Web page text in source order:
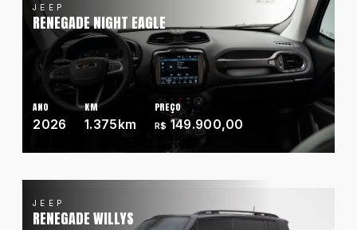
JEEP
RENEGADE NIGHT EAGLE
ANO
2026
KM
1.375km
PREÇO
R$ 149.900,00
JEEP
RENEGADE WILLYS